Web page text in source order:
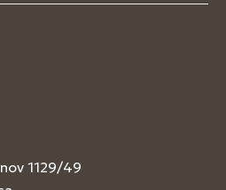
1129/49